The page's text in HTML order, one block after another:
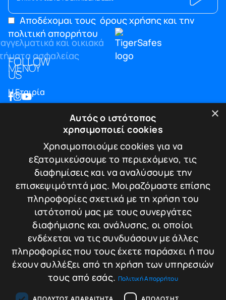
Αποδέχομαι τους όρους χρήσης και την
πολιτική απορρήτου
FOLLOW
US
ΜΕΝΟΥ
Η Εταιρία
ΠΛΗΡΟΦΟΡΙΕΣ
Υπηρεσίες
Πιστοποιήσεις
Πολιτική απορρήτου
Τρόποι πληρωμής
Πολιτική Επιστροφών / Ακυρώσεων
ΕΠΙΚΟΙΝΩΝΙΑ
Λεωφ. Κωνσταντίνου Καραμανλή 174
Τ.Κ. 542 48 - Θεσσαλονίκη
T.+30.2310.30.39.35T.+30.2310.220.221
E.info@tigersafes.gr
×
Αυτός ο ιστότοπος
χρησιμοποιεί cookies
Χρησιμοποιούμε cookies για να
εξατομικεύσουμε το περιεχόμενο, τις
διαφημίσεις και να αναλύσουμε την
επισκεψιμότητά μας. Μοιραζόμαστε επίσης
πληροφορίες σχετικά με τη χρήση του
ιστότοπού μας με τους συνεργάτες
διαφήμισης και ανάλυσης, οι οποίοι
ενδέχεται να τις συνδυάσουν με άλλες
πληροφορίες που τους έχετε παράσχει ή που
έχουν συλλέξει από τη χρήση των υπηρεσιών
τους από εσάς. Πολιτική Απορρήτου